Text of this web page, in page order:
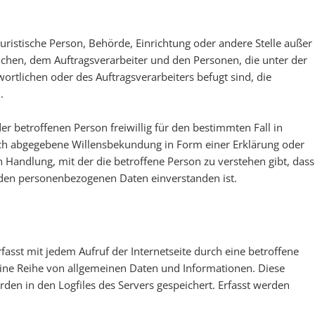
Person, Behörde, Einrichtung oder andere Stelle außer
dem Auftragsverarbeiter und den Personen, die unter der
oder des Auftragsverarbeiters befugt sind, die
betroffenen Person freiwillig für den bestimmten Fall in
abgegebene Willensbekundung in Form einer Erklärung oder
mit der die betroffene Person zu verstehen gibt, dass
personenbezogenen Daten einverstanden ist.
mit jedem Aufruf der Internetseite durch eine betroffene
Reihe von allgemeinen Daten und Informationen. Diese
in den Logfiles des Servers gespeichert. Erfasst werden